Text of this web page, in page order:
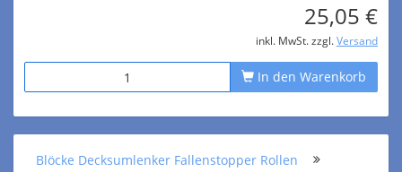
25,05 €
inkl. MwSt. zzgl. Versand
In den Warenkorb
Blöcke Decksumlenker Fallenstopper Rollen